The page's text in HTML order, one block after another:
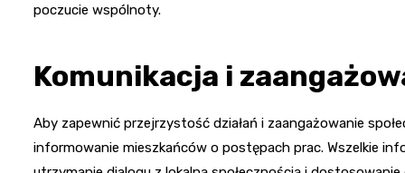
poczucie wspólnoty.
Komunikacja i
Aby zapewnić przejrzystość działań i zaangażowanie
informowanie mieszkańców o postępach prac. Wszelkie